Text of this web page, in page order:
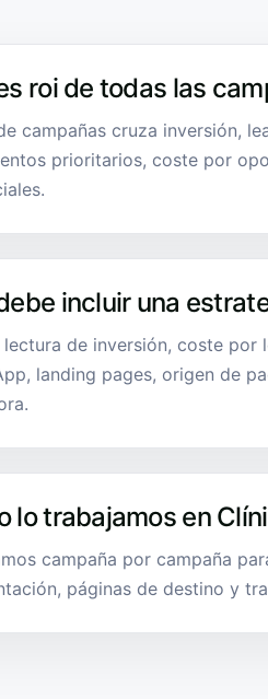
roi de todas las
campañas cruza inversión,
prioritarios, coste por
incluir una
lectura de inversión, coste por
landing pages, origen de
lo trabajamos en
campaña por campaña
páginas de destino y